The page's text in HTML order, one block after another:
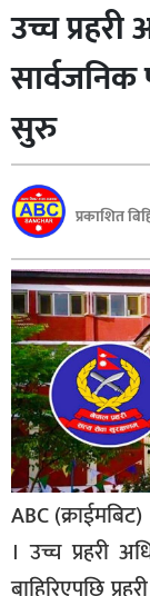
कुटनीती
अर्थ
रसरङ्ग
यौन/
स्वास्थ्य
भिडियो
बिशेष
भिडियो
पत्रपत्रिका
खेलकुद
बिश्व
अचम्म
दुनिया
बिचार
उच्च
सार्वजनिक
सुरु
प्रकाशित
ABC
। उच्च प्रहरी